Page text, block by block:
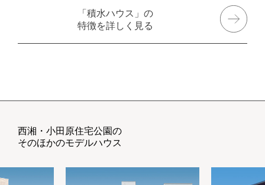
「積水ハウス」の
特徴を詳しく見る
西湘・小田原住宅公園の
そのほかのモデルハウス